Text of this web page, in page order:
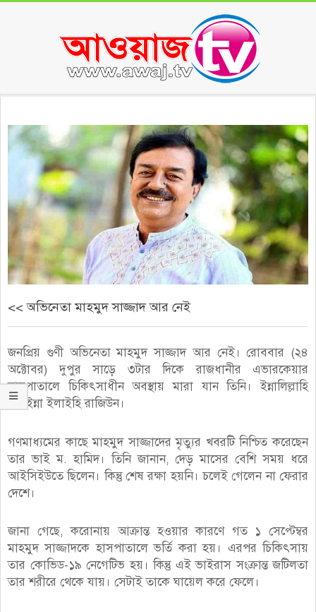
Menu
<< অভিনেতা মাহমুদ সাজ্জাদ আর নেই
জনপ্রিয় গুণী অভিনেতা মাহমুদ সাজ্জাদ আর নেই। রোববার (২৪
অক্টোবর) দুপুর সাড়ে ৩টার দিকে রাজধানীর এভারকেয়ার
হাসপাতালে চিকিৎসাধীন অবস্থায় মারা যান তিনি। ইন্নালিল্লাহি
ওয়াইন্না ইলাইহি রাজিউন।
গণমাধ্যমের কাছে মাহমুদ সাজ্জাদের মৃত্যুর খবরটি নিশ্চিত করেছেন
তার ভাই ম. হামিদ। তিনি জানান, দেড় মাসের বেশি সময় ধরে
আইসিইউতে ছিলেন। কিন্তু শেষ রক্ষা হয়নি। চলেই গেলেন না ফেরার
দেশে।
জানা গেছে, করোনায় আক্রান্ত হওয়ার কারণে গত ১ সেপ্টেম্বর
মাহমুদ সাজ্জাদকে হাসপাতালে ভর্তি করা হয়। এরপর চিকিৎসায়
তার কোভিড-১৯ নেগেটিভ হয়। কিন্তু এই ভাইরাস সংক্রান্ত জটিলতা
তার শরীরে থেকে যায়। সেটাই তাকে ঘায়েল করে ফেলে।